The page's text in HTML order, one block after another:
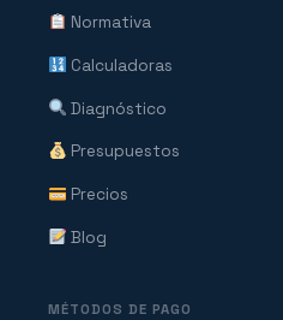
Normativa
Calculadoras
Diagnóstico
Presupuestos
Precios
Blog
MÉTODOS DE PAGO